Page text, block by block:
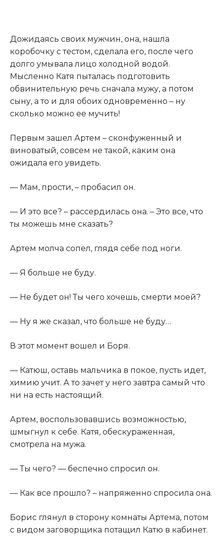
​Дожидаясь своих мужчин, она, нашла
коробочку с тестом, сделала его, после чего
долго умывала лицо холодной водой.
Мысленно Катя пыталась подготовить
обвинительную речь сначала мужу, а потом
сыну, а то и для обоих одновременно – ну
сколько можно ее мучить!​
​Первым зашел Артем – сконфуженный и
виноватый, совсем не такой, каким она
ожидала его увидеть.​
​— Мам, прости, – пробасил он.​
​— И это все? – рассердилась она. – Это все, что
ты можешь мне сказать?​
​Артем молча сопел, глядя себе под ноги.​
​— Я больше не буду.​
​— Не будет он! Ты чего хочешь, смерти моей?​
​— Ну я же сказал, что больше не буду…​
​В этот момент вошел и Боря.​
​— Катюш, оставь мальчика в покое, пусть идет,
химию учит. А то зачет у него завтра самый что
ни на есть настоящий.​
​Артем, воспользовавшись возможностью,
шмыгнул к себе. Катя, обескураженная,
смотрела на мужа.​
​— Ты чего? — беспечно спросил он.​
​— Как все прошло? – напряженно спросила она.​
​Борис глянул в сторону комнаты Артема, потом
с видом заговорщика потащил Катю в кабинет.​